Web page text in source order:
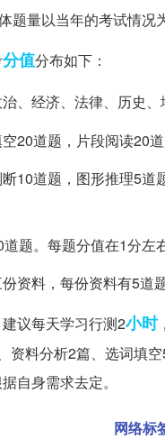
题量以当年的考试情况
分值分布如下：
、经济、法律、历史
20道题，片段阅读20
10道题，图形推理5
题。每题分值在1分左右
资料，每份资料有5道
议每天学习行测2小时
资料分析2篇、选词填
自身需求去定。
网络标